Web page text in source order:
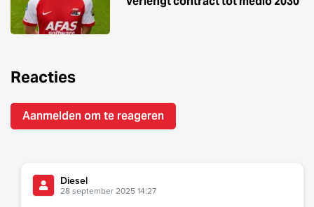
Reacties
Aanmelden om te reageren
Diesel
28 september 2025 14:27